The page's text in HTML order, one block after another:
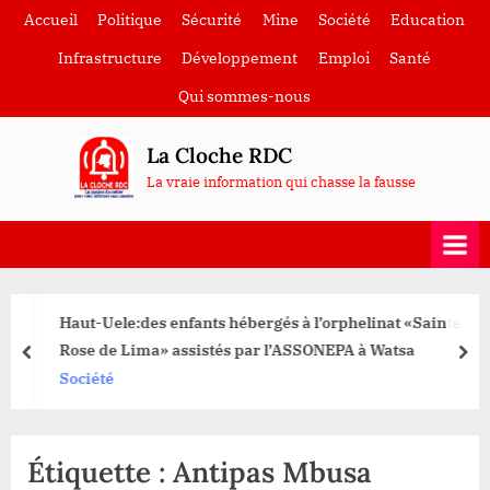
SkipAccueil Politique Sécurité Mine Société
Education
Infrastructure
Développement Emploi
Santé
Qui sommes-nous
La Cloche RDC
La vraie information qui chasse la fausse
Haut-Uele:des enfants hébergés à l’orphelinat «Sainte
Rose de Lima» assistés par l’ASSONEPA à Watsa
Société
prev
Étiquette : Antipas Mbusa